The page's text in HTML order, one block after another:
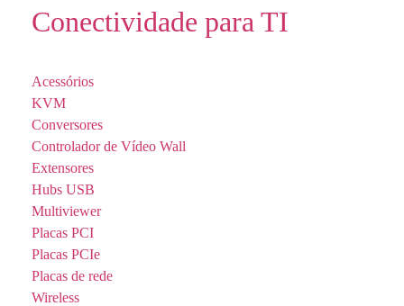
Conectividade para TI
Acessórios
KVM
Conversores
Controlador de Vídeo Wall
Extensores
Hubs USB
Multiviewer
Placas PCI
Placas PCIe
Placas de rede
Wireless